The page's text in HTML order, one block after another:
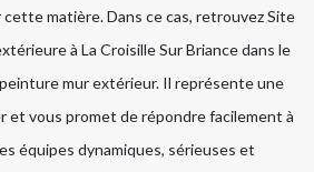
matière. Dans ce cas, retrouvez Site
à La Croisille Sur Briance dans le
mur extérieur. Il représente une
et vous promet de répondre facilement à
équipes dynamiques, sérieuses et